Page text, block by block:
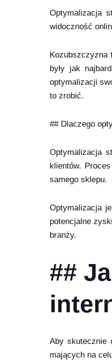
Optymalizacja
widoczność
były jak
optymalizacji
to zrobić.
## Dlaczego
Optymalizacja
klientów.
samego sklepu.
Optymalizacja
potencjalne
branży.
##
Aby skutecznie
mających na